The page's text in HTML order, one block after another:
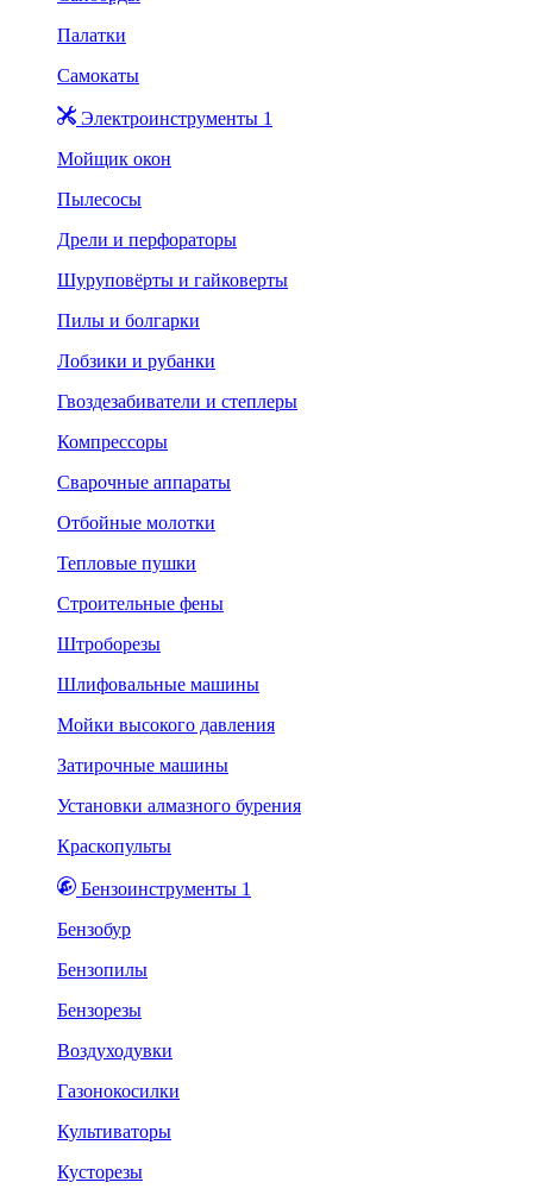
Палатки
Самокаты
Электроинструменты 1
Мойщик окон
Пылесосы
Дрели и перфораторы
Шуруповёрты и гайковерты
Пилы и болгарки
Лобзики и рубанки
Гвоздезабиватели и степлеры
Компрессоры
Сварочные аппараты
Отбойные молотки
Тепловые пушки
Строительные фены
Штроборезы
Шлифовальные машины
Мойки высокого давления
Затирочные машины
Установки алмазного бурения
Краскопульты
Бензоинструменты 1
Бензобур
Бензопилы
Бензорезы
Воздуходувки
Газонокосилки
Культиваторы
Кусторезы